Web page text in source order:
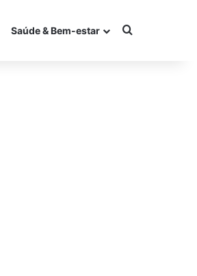
Saúde & Bem-estar Procurar por